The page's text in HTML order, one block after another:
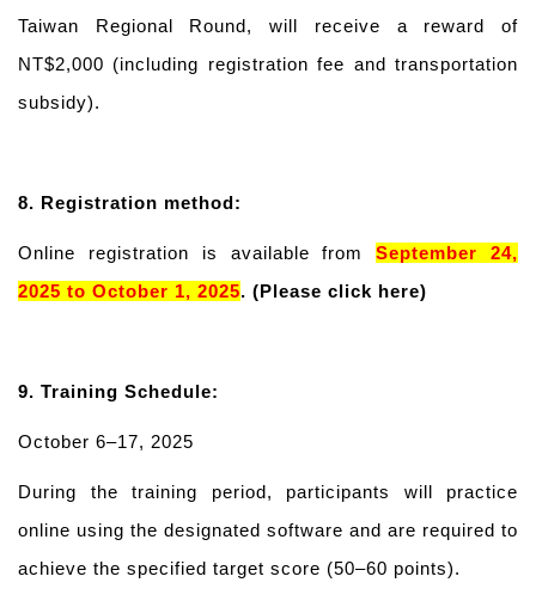
Taiwan Regional Round, will receive a reward of
NT$2,000 (including registration fee and transportation
subsidy).
8. Registration method:
Online registration is available fromSeptember 24,
2025 to October 1, 2025. (Please click here)
9. Training Schedule:
October 6–17, 2025
During the training period, participants will practice
online using the designated software and are required to
achieve the specified target score (50–60 points).